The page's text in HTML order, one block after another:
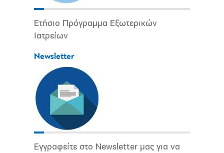
Ετήσιο Πρόγραμμα Εξωτερικών
Ιατρείων
Newsletter
Εγγραφείτε στο Newsletter μας για να